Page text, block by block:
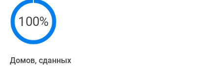
100%
Домов, сданных